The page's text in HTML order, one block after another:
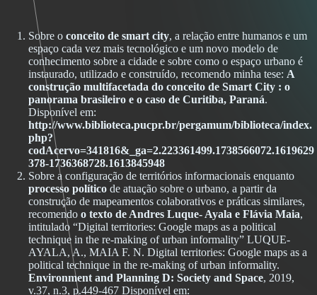
Sobre o conceito de smart city, a relação entre humanos e um
espaço cada vez mais tecnológico e um novo modelo de
conhecimento sobre a cidade e sobre como o espaço urbano é
instaurado, utilizado e construído, recomendo minha tese: A
construção multifacetada do conceito de Smart City : o
panorama brasileiro e o caso de Curitiba, Paraná.
Disponível em:
http://www.biblioteca.pucpr.br/pergamum/biblioteca/index.
php?
codAcervo=341816&_ga=2.223361499.1738566072.1619629
378-1736368728.1613845948
Sobre a configuração de territórios informacionais enquanto
processo político de atuação sobre o urbano, a partir da
construção de mapeamentos colaborativos e práticas similares,
recomendo o texto de Andres Luque- Ayala e Flávia Maia,
intitulado “Digital territories: Google maps as a political
technique in the re-making of urban informality” LUQUE-
AYALA, A., MAIA F. N. Digital territories: Google maps as a
political technique in the re-making of urban informality.
Environment and Planning D: Society and Space, 2019,
v.37, n.3, p.449-467 Disponível em: